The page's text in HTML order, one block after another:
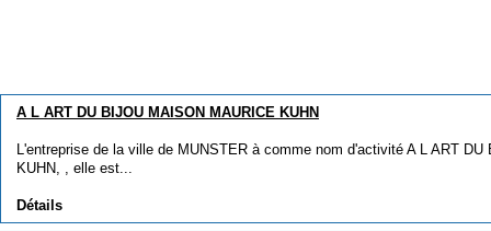
A L ART DU BIJOU MAISON MAURICE KUHN
L'entreprise de la ville de MUNSTER à comme nom d'activité A L ART
KUHN, , elle est...
Détails